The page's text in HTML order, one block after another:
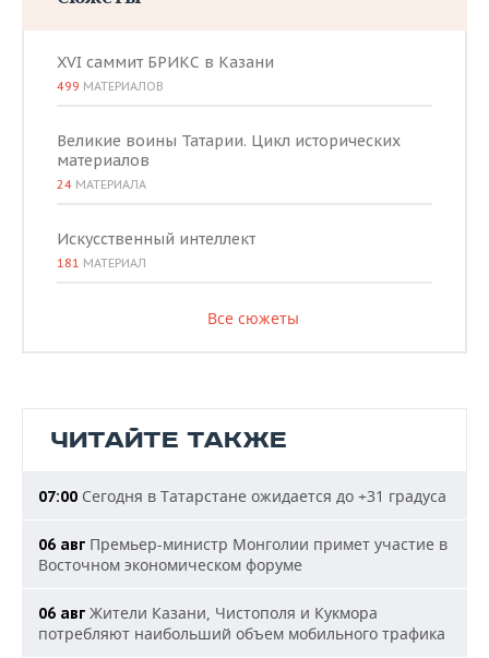
XVI саммит БРИКС в Казани
499 МАТЕРИАЛОВ
Великие воины Татарии. Цикл исторических
материалов
24 МАТЕРИАЛА
Искусственный интеллект
181 МАТЕРИАЛ
Все сюжеты
ЧИТАЙТЕ ТАКЖЕ
07:00 Сегодня в Татарстане ожидается до +31 градуса
06 авг Премьер-министр Монголии примет участие в
Восточном экономическом форуме
06 авг Жители Казани, Чистополя и Кукмора
потребляют наибольший объем мобильного трафика